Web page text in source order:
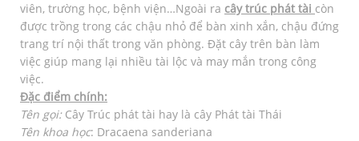
viên, trường học, bệnh viện…Ngoài ra cây trúc phát tài còn
được trồng trong các chậu nhỏ để bàn xinh xắn, chậu đứng
trang trí nội thất trong văn phòng. Đặt cây trên bàn làm
việc giúp mang lại nhiều tài lộc và may mắn trong công
việc.
Đặc điểm chính:
Tên gọi: Cây Trúc phát tài hay là cây Phát tài Thái
Tên khoa học: Dracaena sanderiana